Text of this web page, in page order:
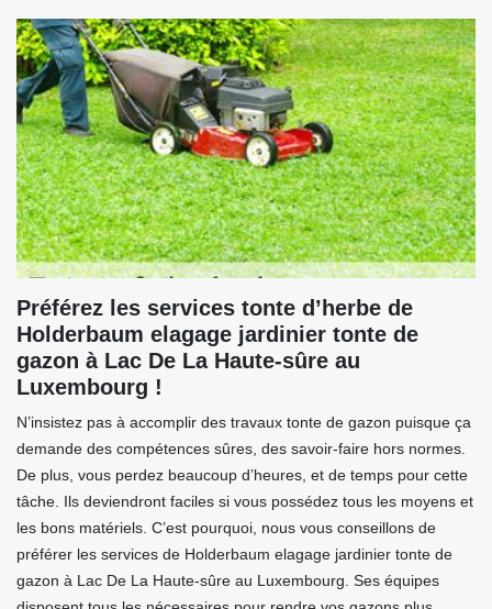
Préférez les services tonte d’herbe de
Holderbaum elagage jardinier tonte de
gazon à Lac De La Haute-sûre au
Luxembourg !
N’insistez pas à accomplir des travaux tonte de gazon puisque ça
demande des compétences sûres, des savoir-faire hors normes.
De plus, vous perdez beaucoup d’heures, et de temps pour cette
tâche. Ils deviendront faciles si vous possédez tous les moyens et
les bons matériels. C’est pourquoi, nous vous conseillons de
préférer les services de Holderbaum elagage jardinier tonte de
gazon à Lac De La Haute-sûre au Luxembourg. Ses équipes